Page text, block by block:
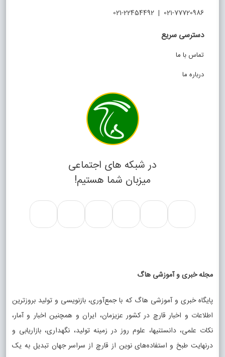
021-77720986 | 021-22454492
دسترسی سریع
تماس با ما
درباره ما
در شبکه های اجتماعی
میزبان شما هستیم!
مجله خبری و آموزشی هاگ
پایگاه خبری و آموزشی هاگ که با جمع‌آوری، بازنویسی و تولید بروزترین
اطلاعات و اخبار قارچ در کشور عزیزمان، ایران و همچنین اخبار و آمار،
نکات علمی، دانستنیها، علوم روز در زمینه تولید، نگهداری، بازاریابی و
درنهایت طبخ و استفاده‌های نوین از قارچ از سراسر جهان تبدیل به یک